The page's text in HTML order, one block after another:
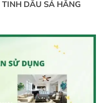
TINH DẦU SẢ HẰNG